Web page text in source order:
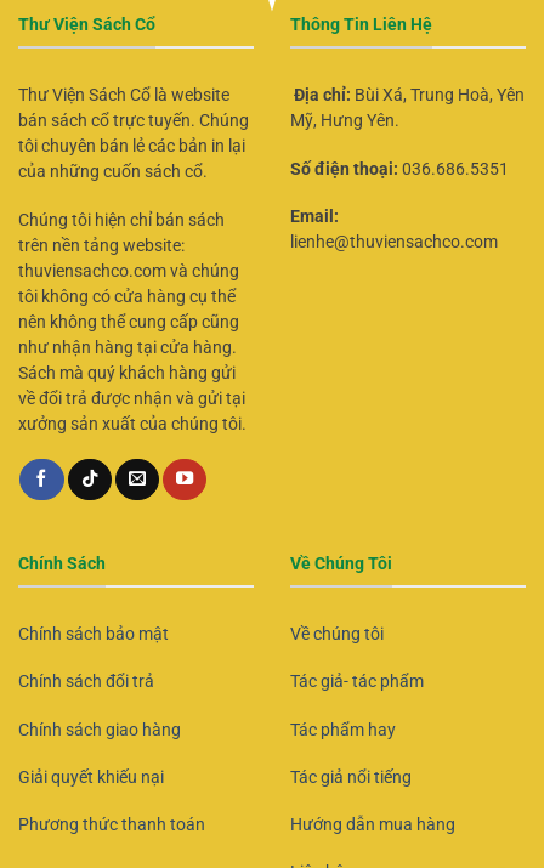
Thư Viện Sách Cổ
Thư Viện Sách Cổ là website
bán sách cổ trực tuyến. Chúng
tôi chuyên bán lẻ các bản in lại
của những cuốn sách cổ.
Chúng tôi hiện chỉ bán sách
trên nền tảng website:
thuviensachco.com và chúng
tôi không có cửa hàng cụ thể
nên không thể cung cấp cũng
như nhận hàng tại cửa hàng.
Sách mà quý khách hàng gửi
về đổi trả được nhận và gửi tại
xưởng sản xuất của chúng tôi.
Thông Tin Liên Hệ
Địa chỉ: Bùi Xá, Trung Hoà, Yên
Mỹ, Hưng Yên.
Số điện thoại: 036.686.5351
Email:
lienhe@thuviensachco.com
Chính Sách
Chính sách bảo mật
Chính sách đổi trả
Chính sách giao hàng
Giải quyết khiếu nại
Phương thức thanh toán
Về Chúng Tôi
Về chúng tôi
Tác giả- tác phẩm
Tác phẩm hay
Tác giả nổi tiếng
Hướng dẫn mua hàng